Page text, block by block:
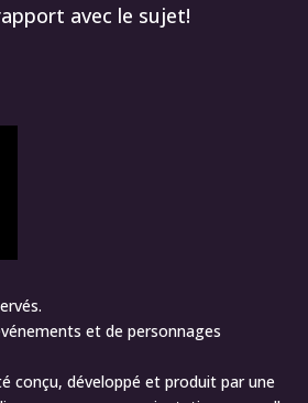
avec le sujet!
et de personnages
conçu, développé et produit par une